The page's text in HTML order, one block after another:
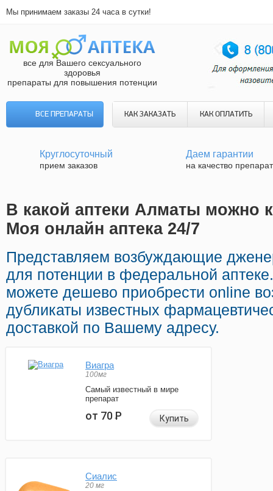
Мы принимаем заказы 24 часа в сутки!
все для Вашего сексуального
здоровья
препараты для повышения потенции
ВСЕ ПРЕПАРАТЫ КАК ЗАКАЗАТЬ КАК ОПЛАТИТЬ
Круглосуточный
прием заказов
Даем гарантии
на качество
В какой аптеки Алматы можно
Моя онлайн аптека 24/7
Представляем возбуждающие
для потенции в федеральной
можете дешево приобрести online
дубликаты известных
доставкой по Вашему адресу.
Виагра
100мг
Самый известный в мире
препарат
от 70Р Купить
Сиалис
20 мг